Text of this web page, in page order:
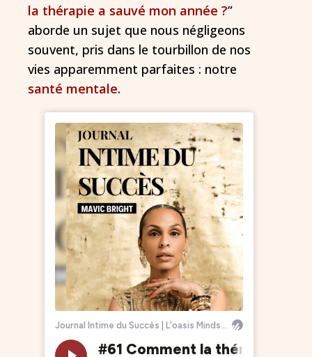
la thérapie a sauvé mon année ?”
aborde un sujet que nous négligeons
souvent, pris dans le tourbillon de nos
vies apparemment parfaites : notre
santé mentale.